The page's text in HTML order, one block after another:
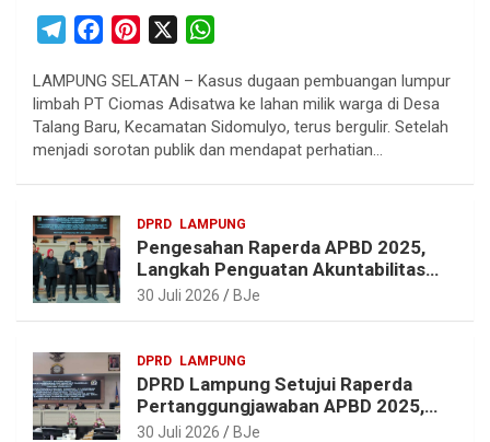
l
e
g
m
c
e
b
k
n
t
e
s
t
a
t
s
p
LAMPUNG SELATAN – Kasus dugaan pembuangan lumpur
limbah PT Ciomas Adisatwa ke lahan milik warga di Desa
Talang Baru, Kecamatan Sidomulyo, terus bergulir. Setelah
menjadi sorotan publik dan mendapat perhatian…
DPRD LAMPUNG
Pengesahan Raperda APBD 2025,
Langkah Penguatan Akuntabilitas
dan Pembangunan Lampung
30 Juli 2026 BJe
DPRD LAMPUNG
DPRD Lampung Setujui Raperda
Pertanggungjawaban APBD 2025,
Beri Sejumlah Rekomendasi
30 Juli 2026 BJe